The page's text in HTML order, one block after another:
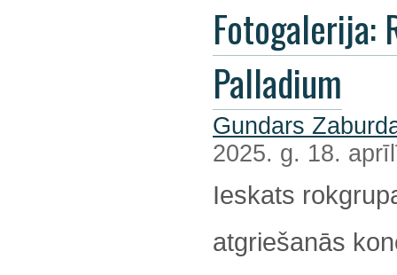
Fotogalerija:
Palladium
Gundars
2025. g. 18.
Ieskats
atgriešanās